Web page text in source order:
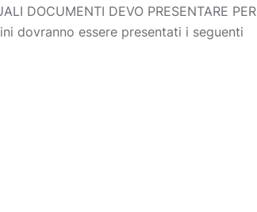
DOCUMENTI DEVO PRESENTARE PER
dovranno essere presentati i seguenti